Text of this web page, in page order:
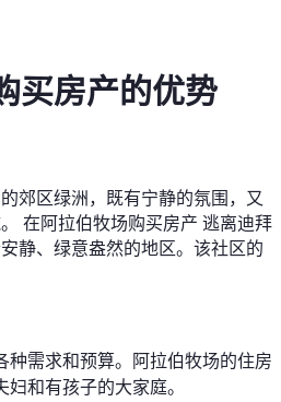
买房产的优势
郊区绿洲，既有宁静的氛围，又
在阿拉伯牧场购买房产 逃离迪拜
静、绿意盎然的地区。该社区的
种需求和预算。阿拉伯牧场的住房
和有孩子的大家庭。